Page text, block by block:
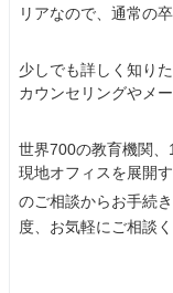
リアなので、通常の
少しでも詳しく知り
カウンセリングやメ
世界700の教育機関
現地オフィスを展開
のご相談からお手続
度、お気軽にご相談